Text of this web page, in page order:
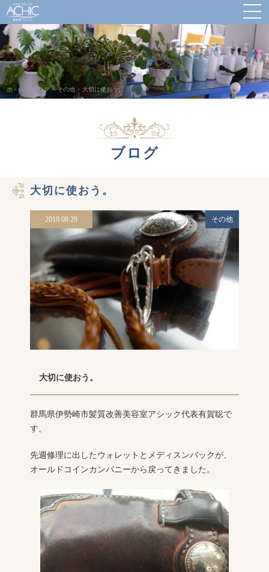
ホ－ム ブログ>その他 >大切に使おう。
ブログ
大切に使おう。
2019.08.29 その他
大切に使おう。
群馬県伊勢崎市髪質改善美容室アシック代表有賀聡で
す。
先週修理に出したウォレットとメディスンバックが、
オールドコインカンパニーから戻ってきました。